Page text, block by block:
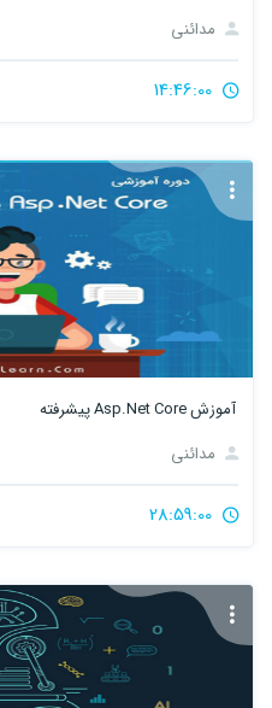
مدائنی
آموزش Asp.Net Core پیشرفته
مدائنی